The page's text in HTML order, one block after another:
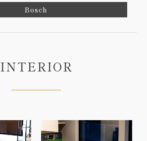
Bosch
INTERIOR